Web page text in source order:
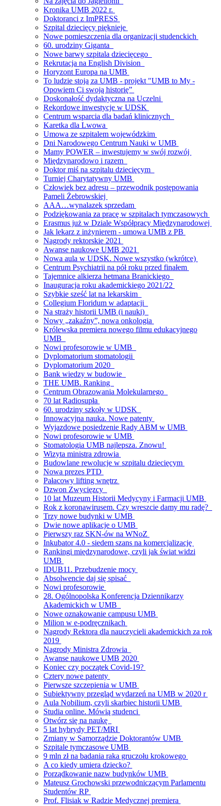
Kronika UMB 2022 r.
Doktoranci z ImPRESS
Szpital dziecięcy pięknieje
Nowe pomieszczenia dla organizacji studenckich
60. urodziny Giganta
Nowe barwy szpitala dziecięcego
Rekrutacja na English Division
Horyzont Europa na UMB
To ludzie stoją za UMB - projekt "UMB to My -
Opowiem Ci swoją historię”
Doskonałość dydaktyczna na Uczelni
Rekordowe inwestycje w UDSK
Centrum wsparcia dla badań klinicznych
Karetka dla Lwowa
Umowa ze szpitalem wojewódzkim
Dni Narodowego Centrum Nauki w UMB
Mamy POWER – inwestujemy w swój rozwój
Międzynarodowo i razem
Doktor miś na szpitalu dziecięcym
Turniej Charytatywny UMB
Człowiek bez adresu – przewodnik postępowania
Pameli Żebrowskiej
AAA…wynalazek sprzedam
Podziękowania za pracę w szpitalach tymczasowych
Erasmus już w Dziale Współpracy Międzynarodowej
Jak lekarz z inżynierem - umowa UMB z PB
Nagrody rektorskie 2021
Awanse naukowe UMB 2021
Nowa aula w UDSK. Nowe wszystko (wkrótce)
Centrum Psychiatrii na pół roku przed finałem
Tajemnice alkierza hetmana Branickiego
Inauguracja roku akademickiego 2021/22
Szybkie sześć lat na lekarskim
Collegium Floridum w adaptacji
Na straży historii UMB (i nauki)
Nowy „zakaźny”, nowa onkologia
Królewska premiera nowego filmu edukacyjnego
UMB
Nowi profesorowie w UMB
Dyplomatorium stomatologii
Dyplomatorium 2020
Bank wiedzy w budowie
THE UMB. Ranking
Centrum Obrazowania Molekularnego
70 lat Radiosupła
60. urodziny szkoły w UDSK
Innowacyjna nauka. Nowe patenty
Wyjazdowe posiedzenie Rady ABM w UMB
Nowi profesorowie w UMB
Stomatologia UMB najlepsza. Znowu!
Wizyta ministra zdrowia
Budowlane rewolucje w szpitalu dziecięcym
Nowa prezes PTD
Pałacowy lifting wnętrz
Dzwon Zwycięzcy
10 lat Muzeum Historii Medycyny i Farmacji UMB
Rok z koronawirusem. Czy wreszcie damy mu radę?
Trzy nowe budynki w UMB
Dwie nowe aplikacje o UMB
Pierwszy raz SKN-ów na WNoZ
Inkubator 4.0 - siedem szans na komercjalizację
Rankingi międzynarodowe, czyli jak świat widzi
UMB
IDUB11. Przebudzenie mocy
Absolwencie daj się spisać
Nowi profesorowie
28. Ogólnopolska Konferencja Dziennikarzy
Akademickich w UMB
Nowe oznakowanie campusu UMB
Milion w e-podręcznikach
Nagrody Rektora dla nauczycieli akademickich za rok
2019
Nagrody Ministra Zdrowia
Awanse naukowe UMB 2020
Koniec czy początek Covid-19?
Cztery nowe patenty
Pierwsze szczepienia w UMB
Subiektywny przegląd wydarzeń na UMB w 2020 r
Aula Nobilium, czyli skarbiec historii UMB
Studia online. Mówią studenci
Otwórz się na naukę
5 lat hybrydy PET/MRI
Zmiany w Samorządzie Doktorantów UMB
Szpitale tymczasowe UMB
9 mln zł na badania raka gruczołu krokowego
A co kiedy umiera dziecko?
Porządkowanie nazw budynków UMB
Mateusz Grochowski przewodniczącym Parlamentu
Studentów RP
Prof. Flisiak w Radzie Medycznej premiera